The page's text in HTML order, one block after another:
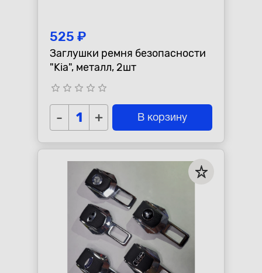
525 ₽
Заглушки ремня безопасности
"Kia", металл, 2шт
star_border star_border star_border star_border star_border
- + В корзину